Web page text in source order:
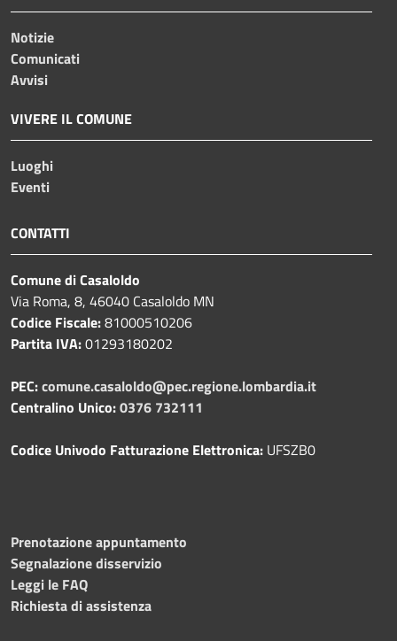
Notizie
Comunicati
Avvisi
VIVERE IL COMUNE
Luoghi
Eventi
CONTATTI
Comune di Casaloldo
Via Roma, 8, 46040 Casaloldo MN
Codice Fiscale:81000510206
Partita IVA:01293180202
PEC:comune.casaloldo@pec.regione.lombardia.it
Centralino Unico:0376 732111
Codice Univodo Fatturazione Elettronica: UFSZB0
Prenotazione appuntamento
Segnalazione disservizio
Leggi le FAQ
Richiesta di assistenza